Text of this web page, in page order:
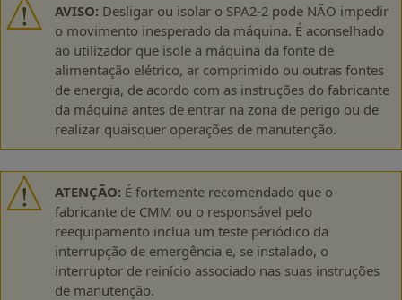
AVISO: Desligar ou isolar o SPA2-2 pode NÃO impedir
o movimento inesperado da máquina. É aconselhado
ao utilizador que isole a máquina da fonte de
alimentação elétrico, ar comprimido ou outras fontes
de energia, de acordo com as instruções do fabricante
da máquina antes de entrar na zona de perigo ou de
realizar quaisquer operações de manutenção.
ATENÇÃO: É fortemente recomendado que o
fabricante de CMM ou o responsável pelo
reequipamento inclua um teste periódico da
interrupção de emergência e, se instalado, o
interruptor de reinício associado nas suas instruções
de manutenção.